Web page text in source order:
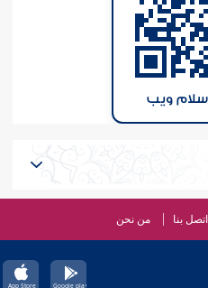
ويب
اتصل بنا من نحن